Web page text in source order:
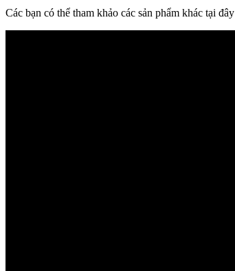
Các bạn có thể tham khảo các sản phẩm khác tại đây